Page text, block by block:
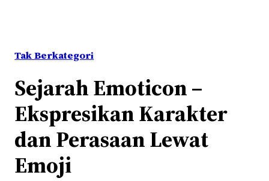
Tak Berkategori
Sejarah Emoticon –
Ekspresikan Karakter
dan Perasaan Lewat
Emoji